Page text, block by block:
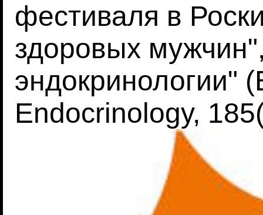
фестиваля в
здоровых
эндокринологии"
Endocrinology,